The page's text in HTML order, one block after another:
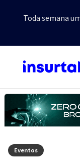
Toda semana
Eventos